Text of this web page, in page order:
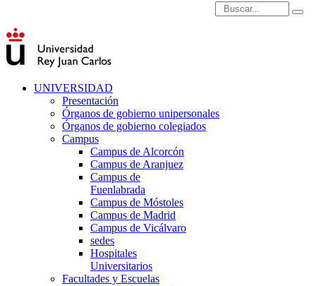
Introduce términos de
UNIVERSIDAD
Presentación
Órganos de gobierno unipersonales
Órganos de gobierno colegiados
Campus
Campus de Alcorcón
Campus de Aranjuez
Campus de
Fuenlabrada
Campus de Móstoles
Campus de Madrid
Campus de Vicálvaro
sedes
Hospitales
Universitarios
Facultades y Escuelas